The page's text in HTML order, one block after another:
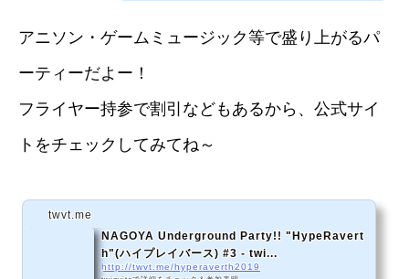
アニソン・ゲームミュージック等で盛り上がるパ
ーティーだよー！
フライヤー持参で割引などもあるから、公式サイ
トをチェックしてみてね～
twvt.me
NAGOYA Underground Party!! "HypeRavert
h"(ハイプレイバース) #3 - twi...
http://twvt.me/hyperaverth2019